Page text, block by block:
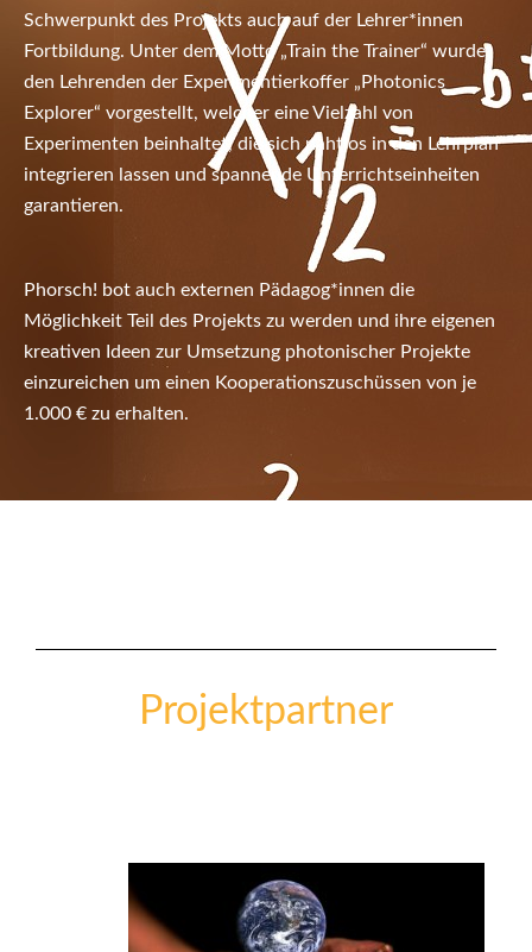
Schwerpunkt des Projekts auch auf der Lehrer*innen
Fortbildung. Unter dem Motto „Train the Trainer“ wurde
den Lehrenden der Experimentierkoffer „Photonics
Explorer“ vorgestellt, welcher eine Vielzahl von
Experimenten beinhaltet, die sich nahtlos in den Lehrplan
integrieren lassen und spannende Unterrichtseinheiten
garantieren.
Phorsch! bot auch externen Pädagog*innen die
Möglichkeit Teil des Projekts zu werden und ihre eigenen
kreativen Ideen zur Umsetzung photonischer Projekte
einzureichen um einen Kooperationszuschüssen von je
1.000 € zu erhalten.
Projektpartner